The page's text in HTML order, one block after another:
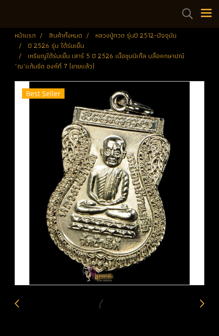
หน้าแรก สินค้าทั้งหมด
หลวงปู่ทวด รุ่นปี 2512-ปัจจุบัน
ปี 2526 รุ่น ใต้ร่มเย็น
เหรียญใต้ร่มเย็น เสาร์ 5 ปี 2526 เนื้อชุบนิเกิ้ล บล็อคกษาปณ์
"ณ"แก้มขีด องค์ที่ 7 (ขายแล้ว)
Best Seller